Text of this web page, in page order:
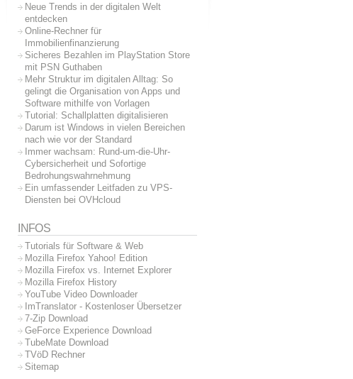
Neue Trends in der digitalen Welt
entdecken
Online-Rechner für
Immobilienfinanzierung
Sicheres Bezahlen im PlayStation Store
mit PSN Guthaben
Mehr Struktur im digitalen Alltag: So
gelingt die Organisation von Apps und
Software mithilfe von Vorlagen
Tutorial: Schallplatten digitalisieren
Darum ist Windows in vielen Bereichen
nach wie vor der Standard
Immer wachsam: Rund-um-die-Uhr-
Cybersicherheit und Sofortige
Bedrohungswahrnehmung
Ein umfassender Leitfaden zu VPS-
Diensten bei OVHcloud
INFOS
Tutorials für Software & Web
Mozilla Firefox Yahoo! Edition
Mozilla Firefox vs. Internet Explorer
Mozilla Firefox History
YouTube Video Downloader
ImTranslator - Kostenloser Übersetzer
7-Zip Download
GeForce Experience Download
TubeMate Download
TVöD Rechner
Sitemap